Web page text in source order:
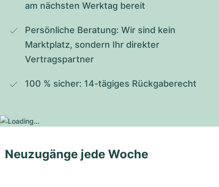
am nächsten Werktag bereit
Persönliche Beratung: Wir sind kein
Marktplatz, sondern Ihr direkter
Vertragspartner
100 % sicher: 14-tägiges Rückgaberecht
Neuzugänge jede Woche